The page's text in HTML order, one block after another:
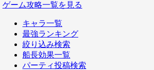
ゲーム攻略一覧を見る
キャラ一覧
最強ランキング
絞り込み検索
船長効果一覧
パーティ投稿検索